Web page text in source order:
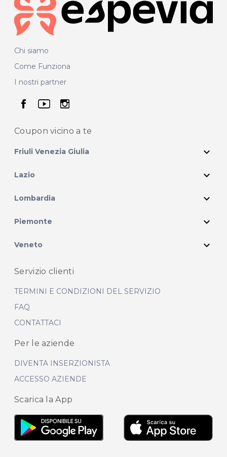
Chi siamo
Come Funziona
I nostri partner
seguici su facebook
seguici su youtube
seguici su instagram
Coupon vicino a te
Friuli Venezia Giulia expand_more
Lazio expand_more
Lombardia expand_more
Piemonte expand_more
Veneto expand_more
Servizio clienti
TERMINI E CONDIZIONI DEL SERVIZIO
FAQ
CONTATTACI
Per le aziende
DIVENTA INSERZIONISTA
ACCESSO AZIENDE
Scarica la App